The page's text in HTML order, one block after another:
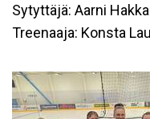
Sytyttäjä: Aarni
Treenaaja: Konsta